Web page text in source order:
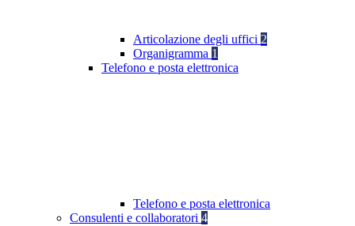
Articolazione degli uffici 2
Organigramma 1
Telefono e posta elettronica
Telefono e posta elettronica
Consulenti e collaboratori 4